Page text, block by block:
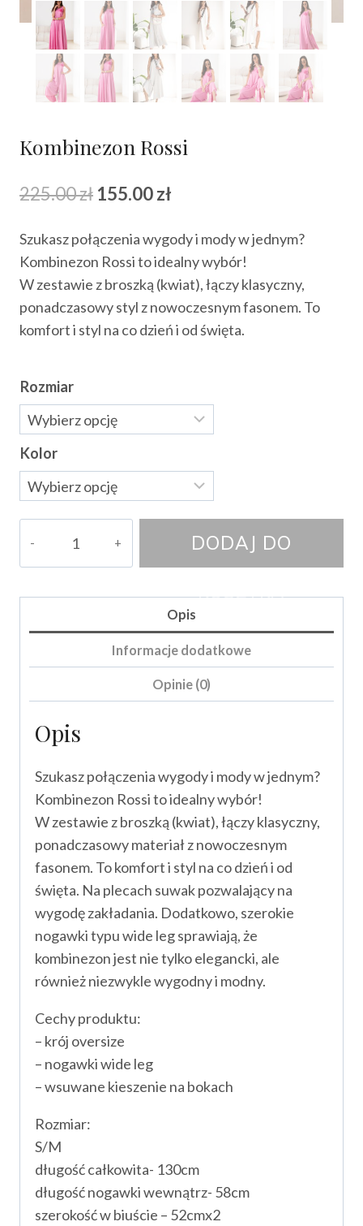
Kombinezon Rossi
225.00zł Pierwotna
wynosiła:
225.00 zł.
155.00zł
wynosi:
155.00 zł.
Szukasz połączenia wygody i mody w jednym?
Kombinezon Rossi to idealny wybór!
W zestawie z broszką (kwiat), łączy klasyczny,
ponadczasowy styl z nowoczesnym fasonem. To
komfort i styl na co dzień i od święta.
Rozmiar
Kolor
Kombinezon
DODAJ DO
KOSZYKA
Opis
Informacje dodatkowe
Opinie (0)
Opis
Szukasz połączenia wygody i mody w jednym?
Kombinezon Rossi to idealny wybór!
W zestawie z broszką (kwiat), łączy klasyczny,
ponadczasowy materiał z nowoczesnym
fasonem. To komfort i styl na co dzień i od
święta. Na plecach suwak pozwalający na
wygodę zakładania. Dodatkowo, szerokie
nogawki typu wide leg sprawiają, że
kombinezon jest nie tylko elegancki, ale
również niezwykle wygodny i modny.
Cechy produktu:
– krój oversize
– nogawki wide leg
– wsuwane kieszenie na bokach
Rozmiar:
S/M
długość całkowita- 130cm
długość nogawki wewnątrz- 58cm
szerokość w biuście – 52cmx2